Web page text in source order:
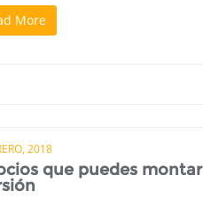
More
2018
que puedes